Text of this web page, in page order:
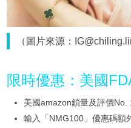
（圖片來源：
限時優惠：美國
美國amazon鎖量及評價No.
輸入「NMG100」優惠碼額